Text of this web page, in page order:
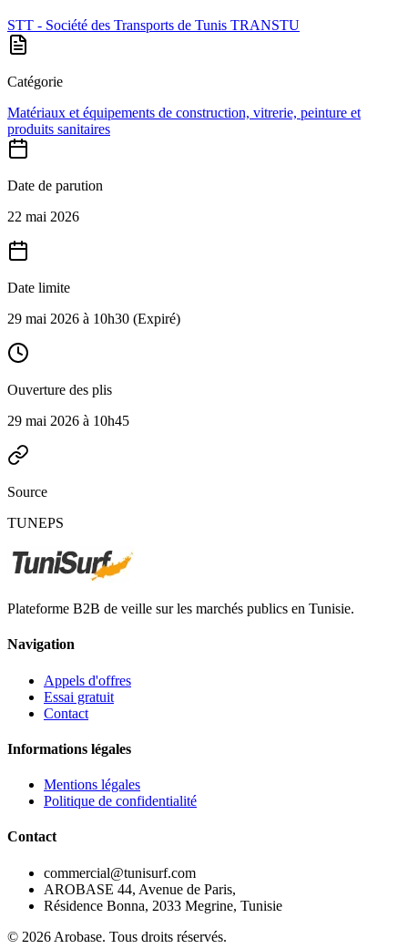
STT - Société des Transports de Tunis TRANSTU
Catégorie
Matériaux et équipements de construction, vitrerie, peinture et
produits sanitaires
Date de parution
22 mai 2026
Date limite
29 mai 2026 à 10h30 (Expiré)
Ouverture des plis
29 mai 2026 à 10h45
Source
TUNEPS
Plateforme B2B de veille sur les marchés publics en Tunisie.
Navigation
Appels d'offres
Essai gratuit
Contact
Informations légales
Mentions légales
Politique de confidentialité
Contact
commercial@tunisurf.com
AROBASE 44, Avenue de Paris,
Résidence Bonna, 2033 Megrine, Tunisie
© 2026 Arobase. Tous droits réservés.